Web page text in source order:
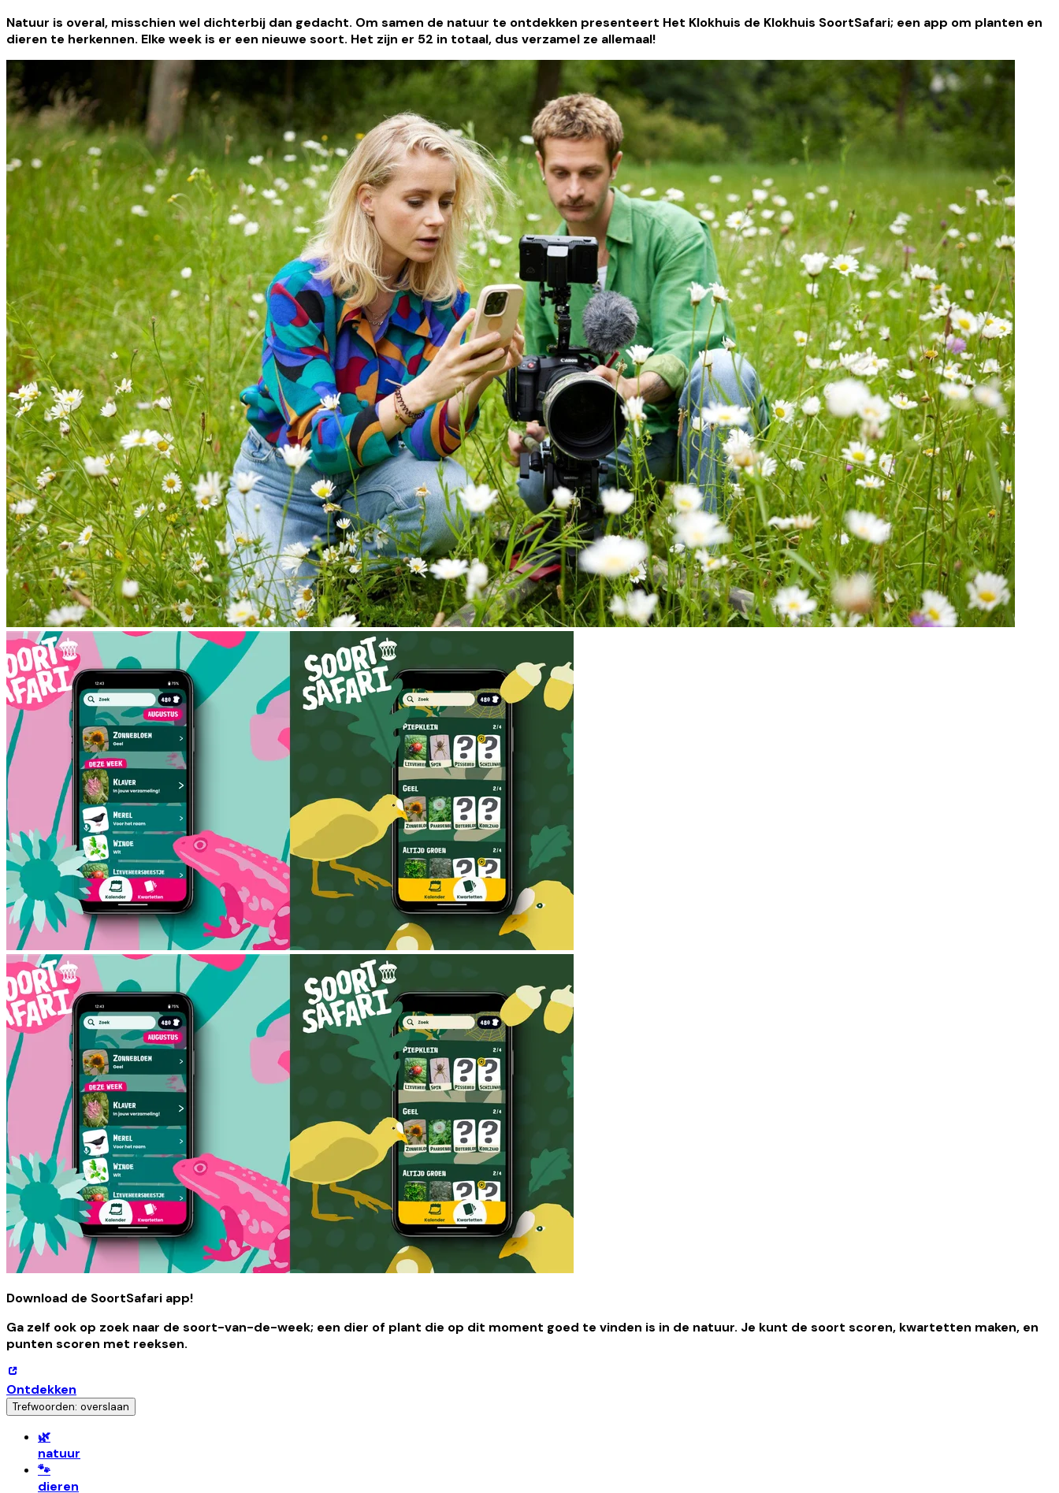
Natuur is overal, misschien wel dichterbij dan gedacht. Om samen de natuur te ontdekken presenteert Het Klokhuis de Klokhuis SoortSafari; een app om planten en
dieren te herkennen. Elke week is er een nieuwe soort. Het zijn er 52 in totaal, dus verzamel ze allemaal!
Download de SoortSafari app!
Ga zelf ook op zoek naar de soort-van-de-week; een dier of plant die op dit moment goed te vinden is in de natuur. Je kunt de soort scoren, kwartetten maken, en
punten scoren met reeksen.
Ontdekken
Trefwoorden: overslaan
🌿
natuur
🐾
dieren